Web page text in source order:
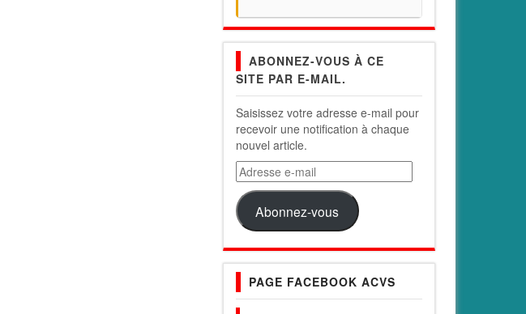
ABONNEZ-VOUS À CE
SITE PAR E-MAIL.
Saisissez votre adresse e-mail pour
recevoir une notification à chaque
nouvel article.
Adresse
e-
mail
Abonnez-vous
PAGE FACEBOOK ACVS